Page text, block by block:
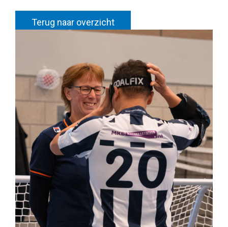
Terug naar overzicht